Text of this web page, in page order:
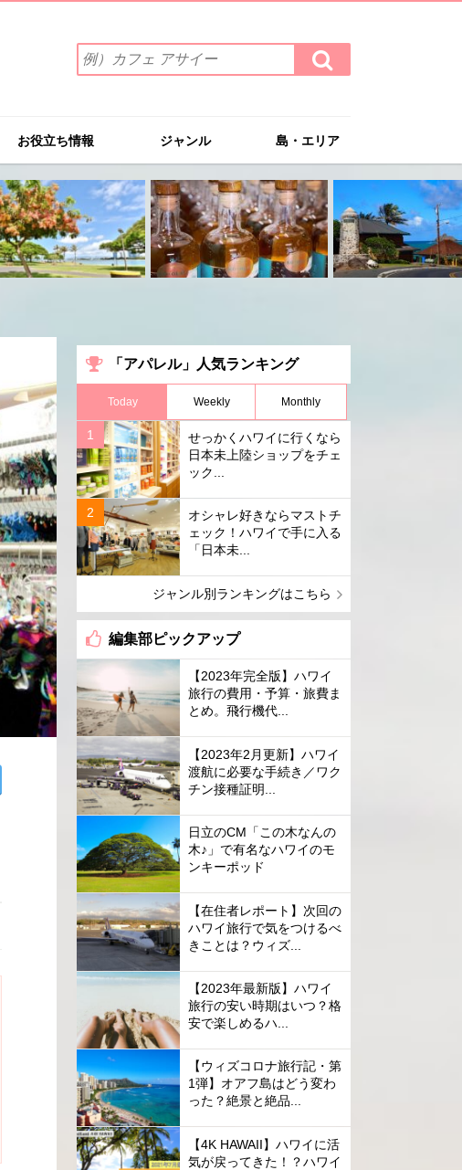
索
ワ
を
入
力
(例）
カ
フ
ェ
イ
ー
検
索
す
お役立ち情報 ジャンル 島・エリア
「アパレル」人気ランキング
Today Weekly Monthly
せっかくハワイに行くなら
日本未上陸ショップをチェ
ック...
オシャレ好きならマストチ
ェック！ハワイで手に入る
「日本未...
ジャンル別ランキングはこちら
編集部ピックアップ
【2023年完全版】ハワイ
旅行の費用・予算・旅費ま
とめ。飛行機代...
【2023年2月更新】ハワイ
渡航に必要な手続き／ワク
チン接種証明...
日立のCM「この木なんの
木♪」で有名なハワイのモ
ンキーポッド
【在住者レポート】次回の
ハワイ旅行で気をつけるべ
きことは？ウィズ...
【2023年最新版】ハワイ
旅行の安い時期はいつ？格
安で楽しめるハ...
【ウィズコロナ旅行記・第
1弾】オアフ島はどう変わ
った？絶景と絶品...
【4K HAWAII】ハワイに活
気が戻ってきた！？ハワイ